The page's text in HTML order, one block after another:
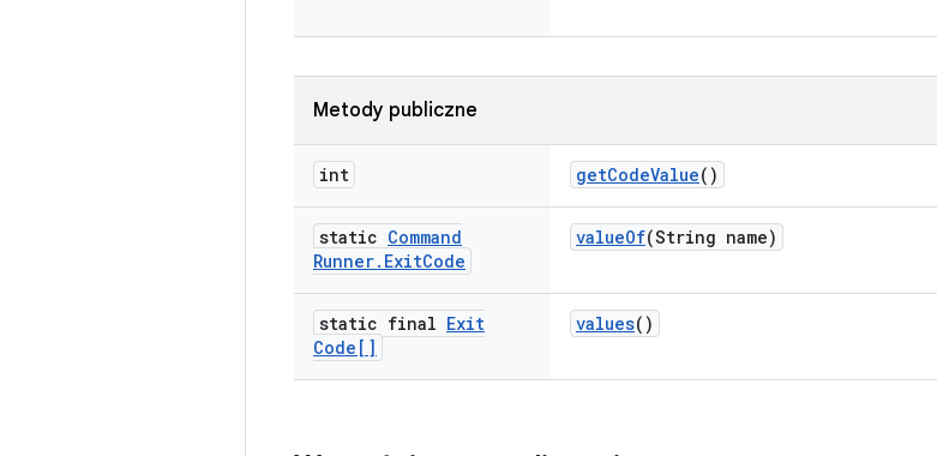
Metody publiczne
int getCodeValue()
static Command
Runner. ExitCode
valueOf(String name)
static final Exit
Code[]
values()